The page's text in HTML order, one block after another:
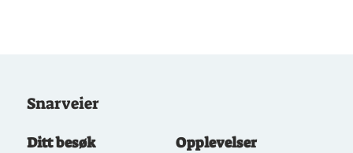
Snarveier
Ditt besøk
Opplevelser